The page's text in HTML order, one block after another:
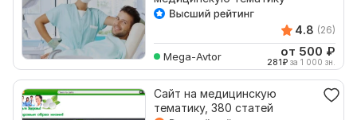
4.8 (26)
Mega-Avtor от 500 ₽
281₽ за 1 000 зн.
Сайт на медицинскую
тематику, 380 статей